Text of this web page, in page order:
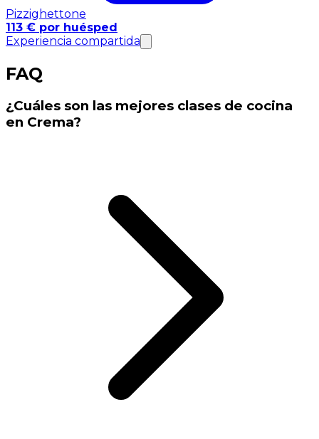
Pizzighettone
113 € por huésped
Experiencia compartida
FAQ
¿Cuáles son las mejores clases de cocina
en Crema?